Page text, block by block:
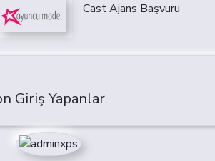
Cast Ajans Başvuru
Giriş Yapanlar